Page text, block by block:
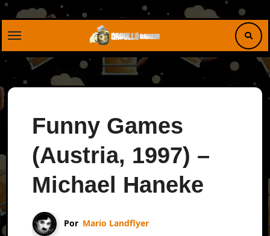
Saltar
Funny Games
(Austria, 1997) –
Michael Haneke
Por Mario Landflyer